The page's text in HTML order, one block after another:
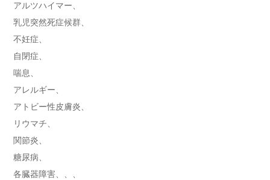
アルツハイマー、
乳児突然死症候群、
不妊症、
自閉症、
喘息、
アレルギー、
アトビー性皮膚炎、
リウマチ、
関節炎、
糖尿病、
各臓器障害、、、